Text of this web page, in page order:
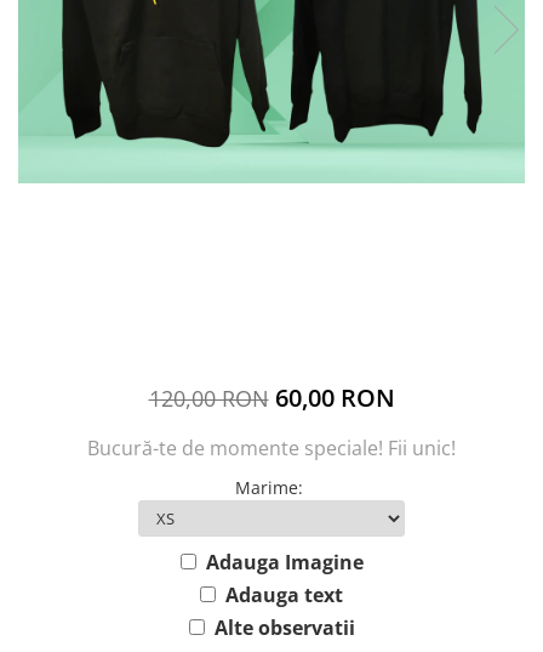
120,00 RON 60,00 RON
Bucură-te de momente speciale! Fii unic!
Marime:
Adauga Imagine
Adauga text
Alte observatii